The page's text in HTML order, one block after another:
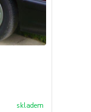
skladem